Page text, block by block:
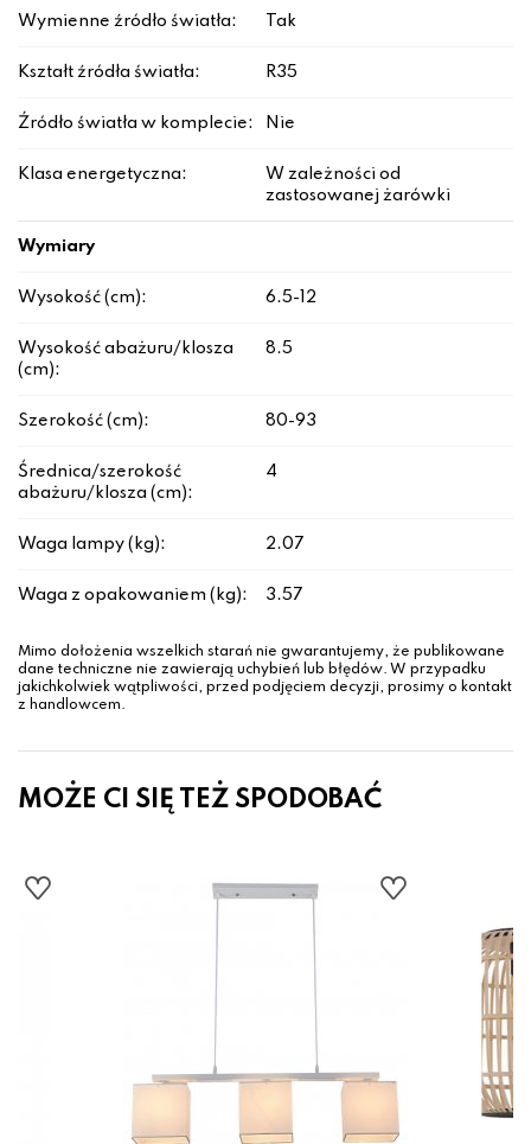
Wymienne źródło światła: Tak
Kształt źródła światła: R35
Źródło światła w komplecie: Nie
Klasa energetyczna:
W zależności od
zastosowanej żarówki
Wymiary
Wysokość (cm): 6.5-12
Wysokość abażuru/klosza
(cm):
8.5
Szerokość (cm): 80-93
Średnica/szerokość
abażuru/klosza (cm):
4
Waga lampy (kg): 2.07
Waga z opakowaniem (kg): 3.57
Mimo dołożenia wszelkich starań nie gwarantujemy, że publikowane
dane techniczne nie zawierają uchybień lub błędów. W przypadku
jakichkolwiek wątpliwości, przed podjęciem decyzji, prosimy o kontakt
z handlowcem.
MOŻE CI SIĘ TEŻ SPODOBAĆ